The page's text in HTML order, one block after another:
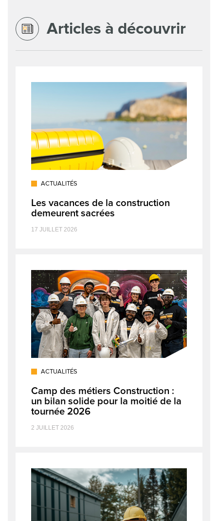
Articles à découvrir
ACTUALITÉS
Les vacances de la construction
demeurent sacrées
17 JUILLET 2026
ACTUALITÉS
Camp des métiers Construction :
un bilan solide pour la moitié de la
tournée 2026
2 JUILLET 2026